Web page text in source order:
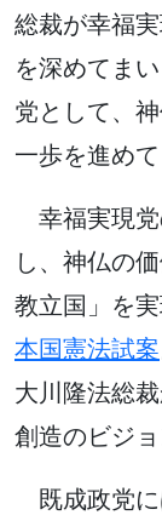
総裁が幸福
を深めてま
党として、
一歩を進めて
幸福実現党
し、神仏の
教立国」を
本国憲法試案
大川隆法総
創造のビジ
既成政党に